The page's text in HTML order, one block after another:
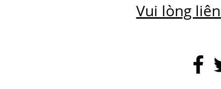
Vui lòng